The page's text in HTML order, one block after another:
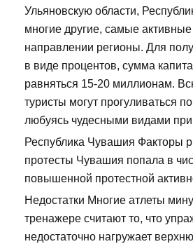
Ульяновскую области,
многие другие, самые
направлении регионы. Для
в виде процентов, сумма
равняться 15-20 миллионам.
туристы могут прогуливаться
любуясь чудесными видами
Республика Чувашия Факторы
протесты Чувашия попала в
повышенной протестной
Недостатки Многие атлеты
тренажере считают то, что
недостаточно нагружает